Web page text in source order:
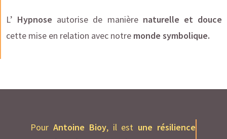
L’ Hypnose autorise de manière naturelle et douce
cette mise en relation avec notre monde symbolique.
Pour Antoine Bioy, il est une résilience